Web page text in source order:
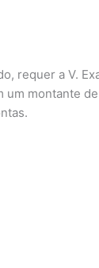
requer a V.
montante